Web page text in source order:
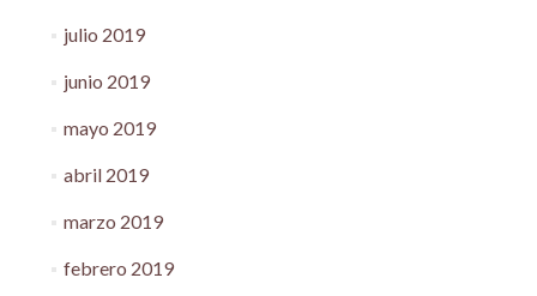
julio 2019
junio 2019
mayo 2019
abril 2019
marzo 2019
febrero 2019